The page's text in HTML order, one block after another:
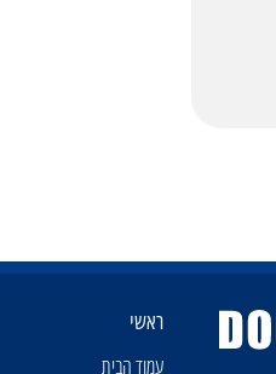
ראשי
עמוד הבית